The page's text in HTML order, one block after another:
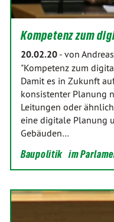
Kompetenz zum
20.02.20 - von
"Kompetenz zum
Damit es in Zukunft
konsistenter Planung
Leitungen oder
eine digitale Planung
Gebäuden…
Baupolitik im